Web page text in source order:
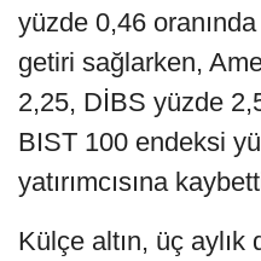
yüzde 0,46 oranında
getiri sağlarken,
2,25, DİBS yüzde
BIST 100 endeksi
yatırımcısına
Külçe altın, üç